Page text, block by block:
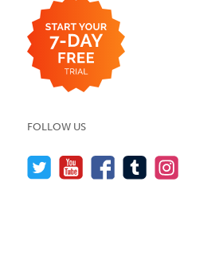
FOLLOW US